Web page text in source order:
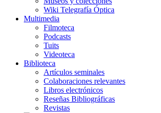
Wiki Telegrafía Óptica
Multimedia
Filmoteca
Podcasts
Tuits
Videoteca
Biblioteca
Artículos seminales
Colaboraciones relevantes
Libros electrónicos
Reseñas Bibliográficas
Revistas